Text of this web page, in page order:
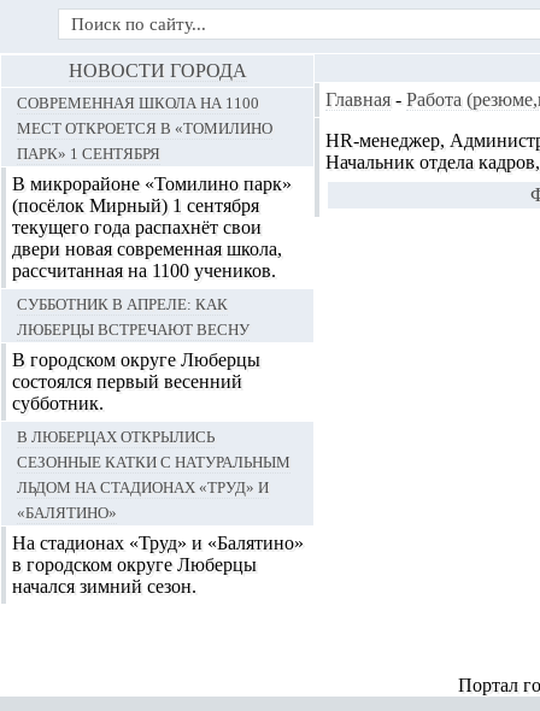
Главная - Работа
HR-менеджер,
Начальник отдела
НОВОСТИ ГОРОДА
Современная школа на 1100
мест откроется в «Томилино
парк» 1 сентября
В микрорайоне «Томилино парк»
(посёлок Мирный) 1 сентября
текущего года распахнёт свои
двери новая современная школа,
рассчитанная на 1100 учеников.
Субботник в апреле: как
Люберцы встречают весну
В городском округе Люберцы
состоялся первый весенний
субботник.
В Люберцах открылись
сезонные катки с натуральным
льдом на стадионах «Труд» и
«Балятино»
На стадионах «Труд» и «Балятино»
в городском округе Люберцы
начался зимний сезон.
Портал